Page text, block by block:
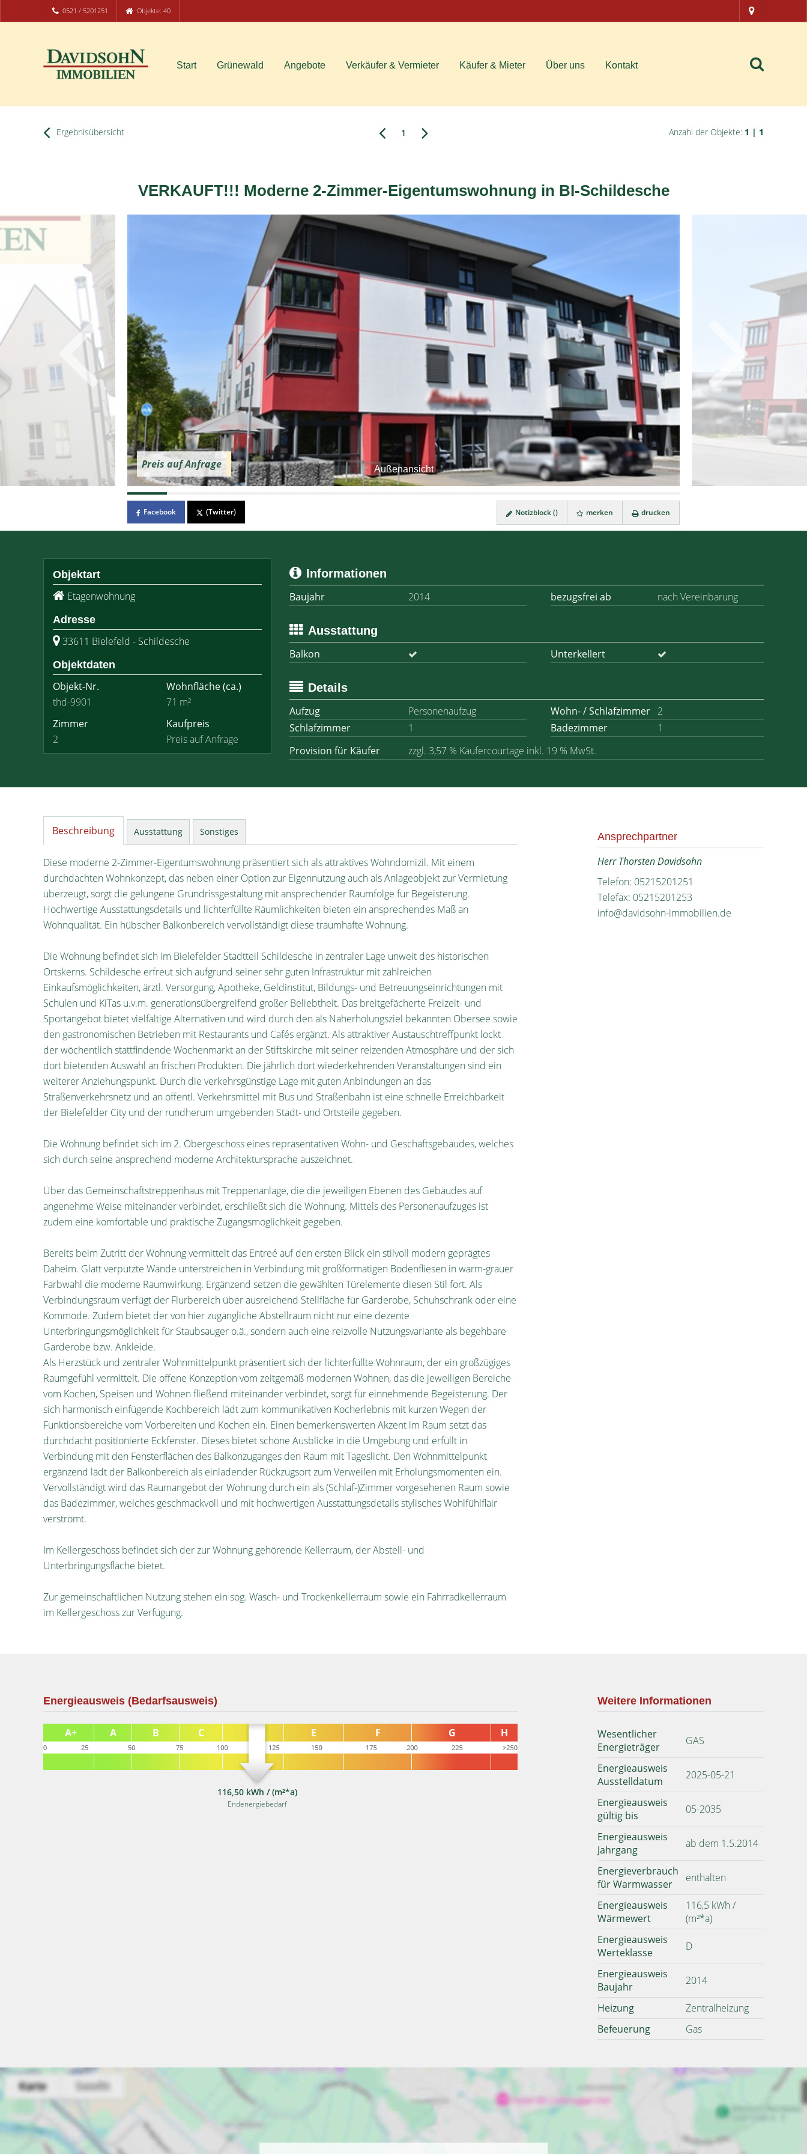
0521 / 5201251 Objekte: 40
Start Grünewald Angebote Verkäufer & Vermieter Käufer & Mieter Über uns Kontakt
Ergebnisübersicht 1 Anzahl der Objekte: 1 | 1
VERKAUFT!!! Moderne 2-Zimmer-Eigentumswohnung in BI-Schildesche
Außenansicht
Preis auf Anfrage
Facebook (Twitter) Notizblock () merken drucken
Objektart
Etagenwohnung
Adresse
33611 Bielefeld - Schildesche
Objektdaten
Objekt-Nr.
thd-9901
Wohnfläche(ca.)
71 m²
Zimmer
2
Kaufpreis
Preis auf Anfrage
Informationen
Baujahr
2014 bezugsfrei ab nach Vereinbarung
Ausstattung
Balkon
Unterkellert
Details
Aufzug
Personenaufzug Wohn- / Schlafzimmer 2
Schlafzimmer
1 Badezimmer
1
Provision für Käufer
zzgl. 3,57 % Käufercourtage inkl. 19 % MwSt.
Beschreibung Ausstattung Sonstiges
Diese moderne 2-Zimmer-Eigentumswohnung präsentiert sich als attraktives Wohndomizil. Mit einem
durchdachten Wohnkonzept, das neben einer Option zur Eigennutzung auch als Anlageobjekt zur Vermietung
überzeugt, sorgt die gelungene Grundrissgestaltung mit ansprechender Raumfolge für Begeisterung.
Hochwertige Ausstattungsdetails und lichterfüllte Räumlichkeiten bieten ein ansprechendes Maß an
Wohnqualität. Ein hübscher Balkonbereich vervollständigt diese traumhafte Wohnung.
Die Wohnung befindet sich im Bielefelder Stadtteil Schildesche in zentraler Lage unweit des historischen
Ortskerns. Schildesche erfreut sich aufgrund seiner sehr guten Infrastruktur mit zahlreichen
Einkaufsmöglichkeiten, ärztl. Versorgung, Apotheke, Geldinstitut, Bildungs- und Betreuungseinrichtungen mit
Schulen und KiTas u.v.m. generationsübergreifend großer Beliebtheit. Das breitgefächerte Freizeit- und
Sportangebot bietet vielfältige Alternativen und wird durch den als Naherholungsziel bekannten Obersee sowie
den gastronomischen Betrieben mit Restaurants und Cafés ergänzt. Als attraktiver Austauschtreffpunkt lockt
der wöchentlich stattfindende Wochenmarkt an der Stiftskirche mit seiner reizenden Atmosphäre und der sich
dort bietenden Auswahl an frischen Produkten. Die jährlich dort wiederkehrenden Veranstaltungen sind ein
weiterer Anziehungspunkt. Durch die verkehrsgünstige Lage mit guten Anbindungen an das
Straßenverkehrsnetz und an öffentl. Verkehrsmittel mit Bus und Straßenbahn ist eine schnelle Erreichbarkeit
der Bielefelder City und der rundherum umgebenden Stadt- und Ortsteile gegeben.
Die Wohnung befindet sich im 2. Obergeschoss eines repräsentativen Wohn- und Geschäftsgebäudes, welches
sich durch seine ansprechend moderne Architektursprache auszeichnet.
Über das Gemeinschaftstreppenhaus mit Treppenanlage, die die jeweiligen Ebenen des Gebäudes auf
angenehme Weise miteinander verbindet, erschließt sich die Wohnung. Mittels des Personenaufzuges ist
zudem eine komfortable und praktische Zugangsmöglichkeit gegeben.
Bereits beim Zutritt der Wohnung vermittelt das Entreé auf den ersten Blick ein stilvoll modern geprägtes
Daheim. Glatt verputzte Wände unterstreichen in Verbindung mit großformatigen Bodenfliesen in warm-grauer
Farbwahl die moderne Raumwirkung. Ergänzend setzen die gewählten Türelemente diesen Stil fort. Als
Verbindungsraum verfügt der Flurbereich über ausreichend Stellfläche für Garderobe, Schuhschrank oder eine
Kommode. Zudem bietet der von hier zugängliche Abstellraum nicht nur eine dezente
Unterbringungsmöglichkeit für Staubsauger o.ä., sondern auch eine reizvolle Nutzungsvariante als begehbare
Garderobe bzw. Ankleide.
Als Herzstück und zentraler Wohnmittelpunkt präsentiert sich der lichterfüllte Wohnraum, der ein großzügiges
Raumgefühl vermittelt. Die offene Konzeption vom zeitgemäß modernen Wohnen, das die jeweiligen Bereiche
vom Kochen, Speisen und Wohnen fließend miteinander verbindet, sorgt für einnehmende Begeisterung. Der
sich harmonisch einfügende Kochbereich lädt zum kommunikativen Kocherlebnis mit kurzen Wegen der
Funktionsbereiche vom Vorbereiten und Kochen ein. Einen bemerkenswerten Akzent im Raum setzt das
durchdacht positionierte Eckfenster. Dieses bietet schöne Ausblicke in die Umgebung und erfüllt in
Verbindung mit den Fensterflächen des Balkonzuganges den Raum mit Tageslicht. Den Wohnmittelpunkt
ergänzend lädt der Balkonbereich als einladender Rückzugsort zum Verweilen mit Erholungsmomenten ein.
Vervollständigt wird das Raumangebot der Wohnung durch ein als (Schlaf-)Zimmer vorgesehenen Raum sowie
das Badezimmer, welches geschmackvoll und mit hochwertigen Ausstattungsdetails stylisches Wohlfühlflair
verströmt.
Im Kellergeschoss befindet sich der zur Wohnung gehörende Kellerraum, der Abstell- und
Unterbringungsfläche bietet.
Zur gemeinschaftlichen Nutzung stehen ein sog. Wasch- und Trockenkellerraum sowie ein Fahrradkellerraum
im Kellergeschoss zur Verfügung.
Ansprechpartner
Herr Thorsten Davidsohn
Telefon: 05215201251
Telefax: 05215201253
info@davidsohn-immobilien.de
Energieausweis (Bedarfsausweis)
116,50 kWh / (m²*a)
Endenergiebedarf
Weitere Informationen
Wesentlicher
Energieträger
GAS
Energieausweis
Ausstelldatum
2025-05-21
Energieausweis
gültig bis
05-2035
Energieausweis
Jahrgang
ab dem 1.5.2014
Energieverbrauch
für Warmwasser
enthalten
Energieausweis
Wärmewert
116,5 kWh /
(m²*a)
Energieausweis
Werteklasse
D
Energieausweis
Baujahr
2014
Heizung
Zentralheizung
Befeuerung
Gas